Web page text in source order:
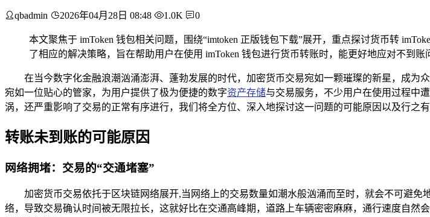
qbadmin 2026年04月28日 08:48 1.0K 0
本文聚焦于 imToken 钱包相关问题，围绕“imtoken 正版钱包下载”展开，重点探讨货币转
了相应的解决策略，旨在帮助用户在使用 imToken 钱包进行货币转账时，能更好地应对不到
在当今数字化金融浪潮汹涌澎湃、蓬勃发展的时代，加密货币交易宛如一颗璀璨的新星，成为
宛如一位贴心的管家，为用户提供了极为便捷的数字资产存储与交易服务，不少用户在使用过程中
涡，还严重影响了交易的正常有序进行，我们将全方位、深入地探讨这一问题的可能原因以及行之有
转账未到账的可能原因
网络拥堵：交易的“交通堵塞”
加密货币交易依托于区块链网络展开,当网络上的交易数量如潮水般汹涌而至时，就会不可避
络，导致交易确认时间被无限拉长，这就好比在交通高峰期，道路上车辆密密麻麻，通行速度自